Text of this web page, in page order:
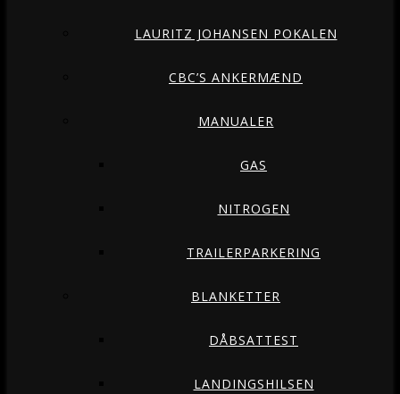
LAURITZ JOHANSEN POKALEN
CBC’S ANKERMÆND
MANUALER
GAS
NITROGEN
TRAILERPARKERING
BLANKETTER
DÅBSATTEST
LANDINGSHILSEN